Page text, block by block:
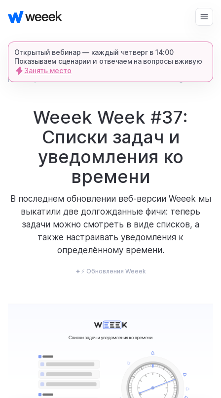
Открытый вебинар — каждый четверг в 14:00
Показываем сценарии и отвечаем на вопросы вживую
Занять место
продукт
возможности
для кого
ресурсы
полезности и рассказы о приятном
цены
запросить демонстрацию
Войти Начать бесплатно
главная блог 4470 1 мин.
Weeek Week #37:
Списки задач и
уведомления ко
времени
В последнем обновлении веб-версии Weeek мы
выкатили две долгожданные фичи: теперь
задачи можно смотреть в виде списков, а
также настраивать уведомления к
определённому времени.
⚡ Обновления Weeek